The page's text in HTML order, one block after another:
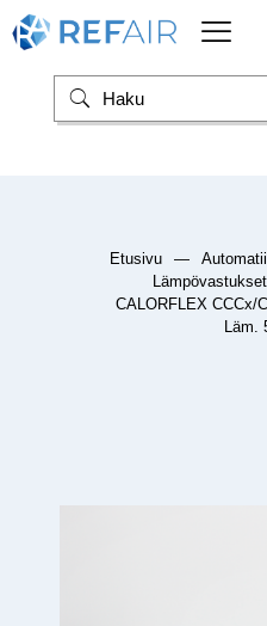
Etusivu —
Lämpövastukset
CALORFLEX CCCx/
Läm.